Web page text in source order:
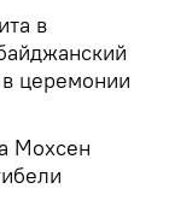
в
церемонии
Мохсен